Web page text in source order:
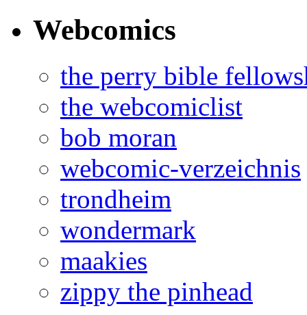
Webcomics
the perry bible
the webcomiclist
bob moran
webcomic-verzeichnis
trondheim
wondermark
maakies
zippy the pinhead